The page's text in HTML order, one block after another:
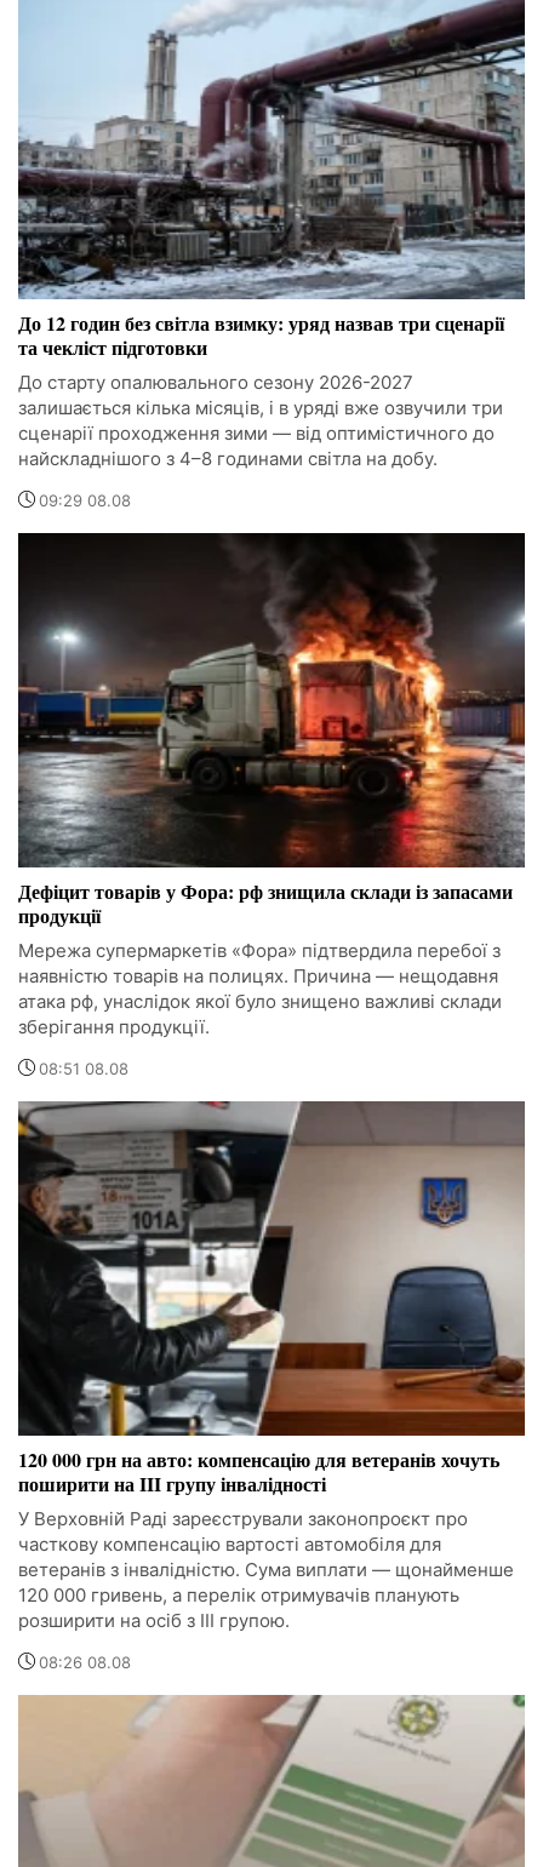
До 12 годин без світла взимку: уряд назвав три сценарії
та чекліст підготовки
До старту опалювального сезону 2026-2027
залишається кілька місяців, і в уряді вже озвучили три
сценарії проходження зими — від оптимістичного до
найскладнішого з 4–8 годинами світла на добу.
09:29 08.08
Дефіцит товарів у Фора: рф знищила склади із запасами
продукції
Мережа супермаркетів «Фора» підтвердила перебої з
наявністю товарів на полицях. Причина — нещодавня
атака рф, унаслідок якої було знищено важливі склади
зберігання продукції.
08:51 08.08
120 000 грн на авто: компенсацію для ветеранів хочуть
поширити на III групу інвалідності
У Верховній Раді зареєстрували законопроєкт про
часткову компенсацію вартості автомобіля для
ветеранів з інвалідністю. Сума виплати — щонайменше
120 000 гривень, а перелік отримувачів планують
розширити на осіб з III групою.
08:26 08.08